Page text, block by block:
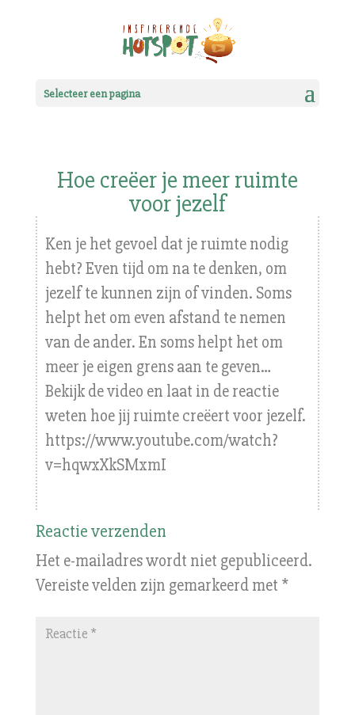
Selecteer een pagina
Hoe creëer je meer ruimte
voor jezelf
Ken je het gevoel dat je ruimte nodig
hebt? Even tijd om na te denken, om
jezelf te kunnen zijn of vinden. Soms
helpt het om even afstand te nemen
van de ander. En soms helpt het om
meer je eigen grens aan te geven…
Bekijk de video en laat in de reactie
weten hoe jij ruimte creëert voor jezelf.
https://www.youtube.com/watch?
v=hqwxXkSMxmI
Reactie verzenden
Het e-mailadres wordt niet gepubliceerd.
Vereiste velden zijn gemarkeerd met *